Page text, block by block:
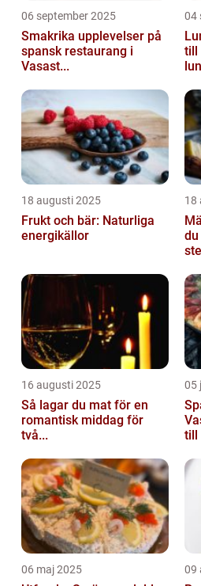
06 september 2025
Smakrika upplevelser på
spansk restaurang i
Vasast...
04
till
18 augusti 2025
Frukt och bär: Naturliga
energikällor
18
16 augusti 2025
Så lagar du mat för en
romantisk middag för
två...
05
till
06 maj 2025 09